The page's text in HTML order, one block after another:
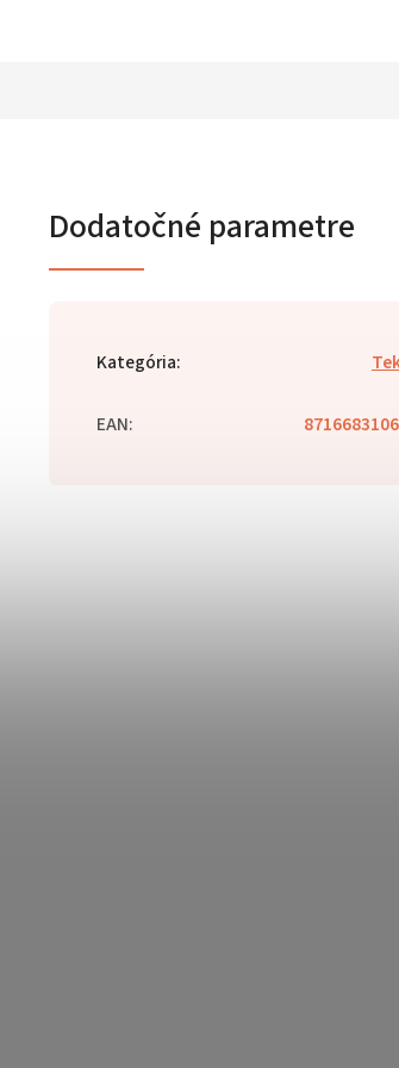
Dodatočné parametre
Kategória:
EAN: